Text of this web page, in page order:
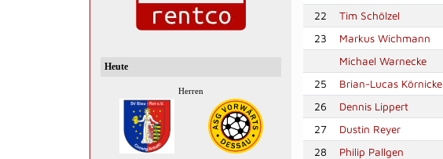
22
Tim Schölzel
23
Markus Wichmann
Michael Warnecke
25
Brian-Lucas Körnicke
26
Dennis Lippert
27
Dustin Reyer
28
Philip Pallgen